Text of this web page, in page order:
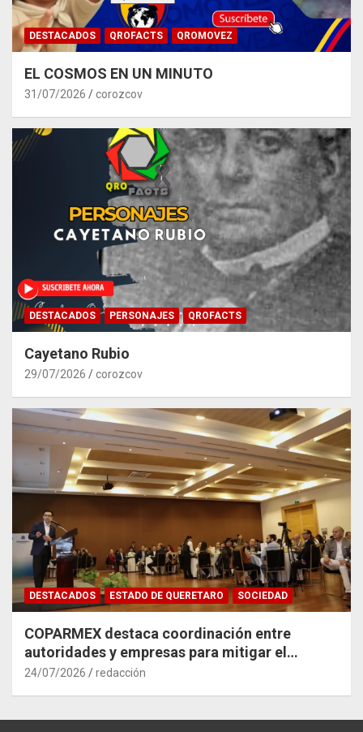
DESTACADOS QROFACTS QROMOVEZ
EL COSMOS EN UN MINUTO
31/07/2026 corozcov
DESTACADOS PERSONAJES QROFACTS
Cayetano Rubio
29/07/2026 corozcov
DESTACADOS ESTADO DE QUERETARO SOCIEDAD
COPARMEX destaca coordinación entre
autoridades y empresas para mitigar el
impacto del Tren México–Querétaro
24/07/2026 redacción